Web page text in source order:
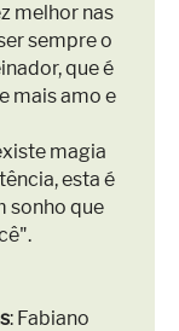
melhor nas
sempre o
que é
mais amo e
magia
esta é
sonho que
: Fabiano